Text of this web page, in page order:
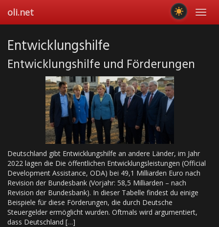
main
oli.net
Entwicklungshilfe
Entwicklungshilfe und Förderungen
Deutschland gibt Entwicklungshilfe an andere Länder, im Jahr
2022 lagen die Die öffentlichen Entwicklungsleistungen (Official
Development Assistance, ODA) bei 49,1 Milliarden Euro nach
Revision der Bundesbank (Vorjahr: 58,5 Milliarden – nach
Revision der Bundesbank). In dieser Tabelle findest du einige
Beispiele für diese Förderungen, die durch Deutsche
Steuergelder ermöglicht wurden. Oftmals wird argumentiert,
dass Deutschland […]